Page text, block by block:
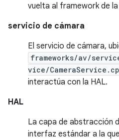
vuelta al framework de
servicio de cámara
El servicio de cámara,
frameworks/av/
vice/
interactúa con la HAL.
HAL
La capa de abstracción
interfaz estándar a la